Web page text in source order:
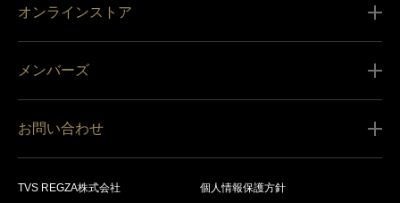
オンラインストア
営業日カレンダー
メンバーズ
会員規約
お問い合わせ
TVS REGZA株式会社 個人情報保護方針